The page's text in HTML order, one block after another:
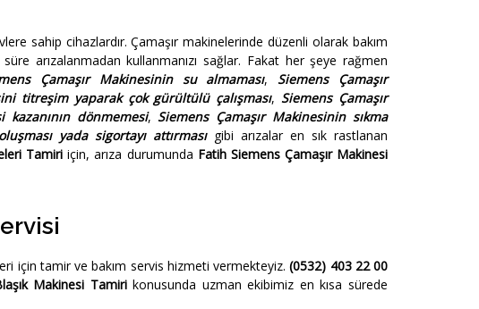
sahip cihazlardır. Çamaşır makinelerinde düzenli olarak bakım
arızalanmadan kullanmanızı sağlar. Fakat her şeye rağmen
Çamaşır Makinesinin su almaması,Siemens Çamaşır
titreşim yaparak çok gürültülü çalışması,Siemens Çamaşır
kazanının dönmemesi,Siemens Çamaşır Makinesinin sıkma
yada sigortayı attırmasıgibi arızalar en sık rastlanan
Tamiri için, arıza durumunda Fatih Siemens Çamaşır Makinesi
için tamir ve bakım servis hizmeti vermekteyiz.(0532) 403 22 00
Makinesi Tamirikonusunda uzman ekibimiz en kısa sürede